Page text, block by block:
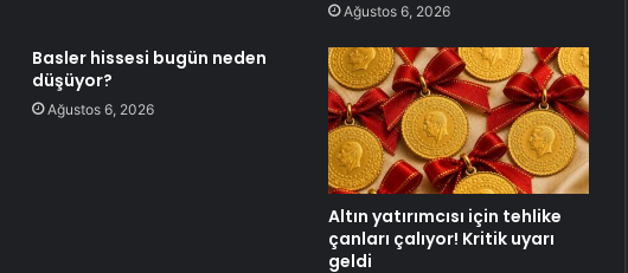
Ağustos 6, 2026
Basler hissesi bugün neden
düşüyor?
Ağustos 6, 2026
Altın yatırımcısı için tehlike
çanları çalıyor! Kritik uyarı
geldi